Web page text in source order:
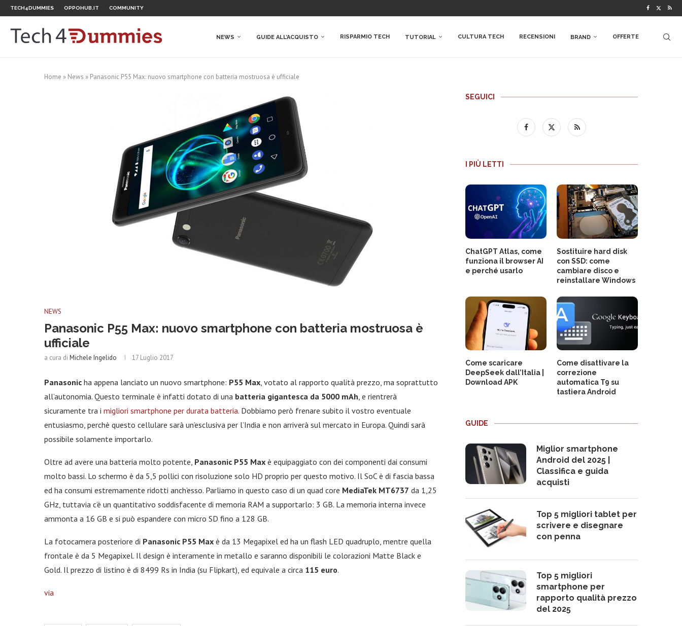
TECH4DUMMIES OPPOHUB.IT COMMUNITY
NEWS GUIDE ALL’ACQUISTO RISPARMIO TECH TUTORIAL CULTURA TECH RECENSIONI BRAND OFFERTE
Home » News » Panasonic P55 Max: nuovo smartphone con batteria mostruosa è ufficiale
NEWS
Panasonic P55 Max: nuovo smartphone con batteria mostruosa è
ufficiale
a cura di Michele Ingelido 17 Luglio 2017
Panasonic ha appena lanciato un nuovo smartphone: P55 Max, votato al rapporto qualità prezzo, ma soprattutto
all’autonomia. Questo terminale è infatti dotato di una batteria gigantesca da 5000 mAh, e rientrerà
sicuramente tra i migliori smartphone per durata batteria. Dobbiamo però frenare subito il vostro eventuale
entusiasmo, perchè questo cellulare sarà un’esclusiva per l’India e non arriverà sul mercato in Europa. Quindi sarà
possibile solamente importarlo.
Oltre ad avere una batteria molto potente, Panasonic P55 Max è equipaggiato con dei componenti dai consumi
molto bassi. Lo schermo è da 5,5 pollici con risoluzione solo HD proprio per questo motivo. Il SoC è di fascia bassa
ed ha consumi estremamente ridotti anch’esso. Parliamo in questo caso di un quad core MediaTek MT6737 da 1,25
GHz, tuttavia c’è un quantitativo soddisfacente di memoria RAM a supportarlo: 3 GB. La memoria interna invece
ammonta a 16 GB e si può espandere con micro SD fino a 128 GB.
La fotocamera posteriore di Panasonic P55 Max è da 13 Megapixel ed ha un flash LED quadruplo, mentre quella
frontale è da 5 Megapixel. Il design è interamente in metallo e saranno disponibili le colorazioni Matte Black e
Gold. Il prezzo di listino è di 8499 Rs in India (su Flipkart), ed equivale a circa 115 euro.
via
SEGUICI
I PIÙ LETTI
ChatGPT Atlas, come
funziona il browser AI
e perché usarlo
Sostituire hard disk
con SSD: come
cambiare disco e
reinstallare Windows
Come scaricare
DeepSeek dall’Italia |
Download APK
Come disattivare la
correzione
automatica T9 su
tastiera Android
GUIDE
Miglior smartphone
Android del 2025 |
Classifica e guida
acquisti
Top 5 migliori tablet per
scrivere e disegnare
con penna
Top 5 migliori
smartphone per
rapporto qualità prezzo
del 2025